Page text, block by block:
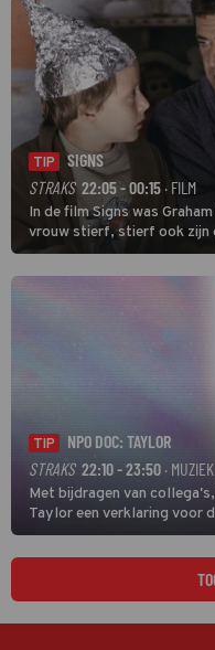
TIP
SIGNS
STRAKS 22:05 - 00:15 · FILM
In de film Signs was
vrouw stierf, stierf ook zijn
TIP
NPO DOC: TAYLOR
STRAKS 22:10 - 23:50 · MUZIEK
Met bijdragen van
Taylor een verklaring voor
singer-songwriter is een
en een inspiratie voor